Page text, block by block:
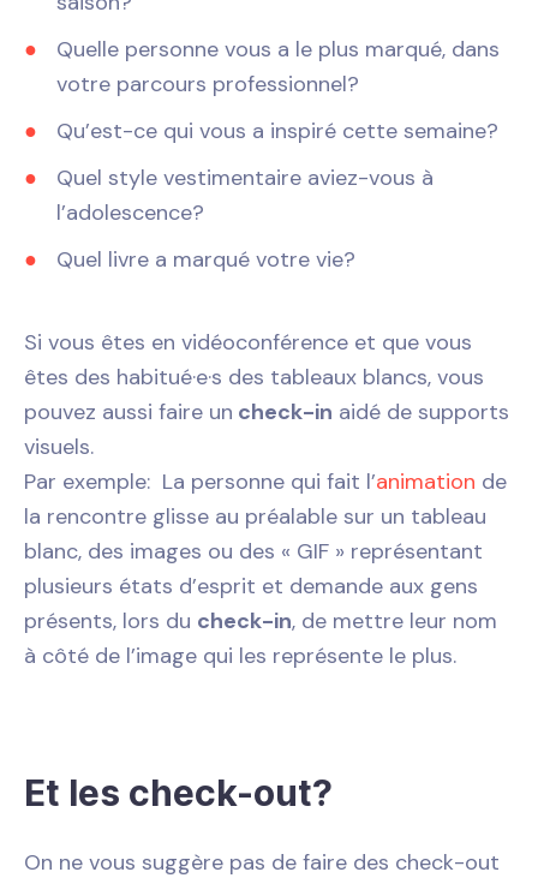
Quelle personne vous a le plus marqué, dans
votre parcours professionnel?
Qu’est-ce qui vous a inspiré cette semaine?
Quel style vestimentaire aviez-vous à
l’adolescence?
Quel livre a marqué votre vie?
Si vous êtes en vidéoconférence et que vous
êtes des habitué·e·s des tableaux blancs, vous
pouvez aussi faire un check-in aidé de supports
visuels.
Par exemple: La personne qui fait l’animation de
la rencontre glisse au préalable sur un tableau
blanc, des images ou des « GIF » représentant
plusieurs états d’esprit et demande aux gens
présents, lors du check-in, de mettre leur nom
à côté de l’image qui les représente le plus.
Et les check-out?
On ne vous suggère pas de faire des check-out